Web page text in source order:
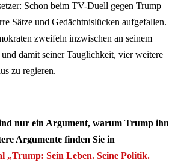
Schon beim TV-Duell gegen Trump
Sätze und Gedächtnislücken aufgefallen.
zweifeln inzwischen an seinem
und damit seiner Tauglichkeit, vier weitere
zu regieren.
nur ein Argument, warum Trump ihn
Argumente finden Sie in
„Trump: Sein Leben. Seine Politik.